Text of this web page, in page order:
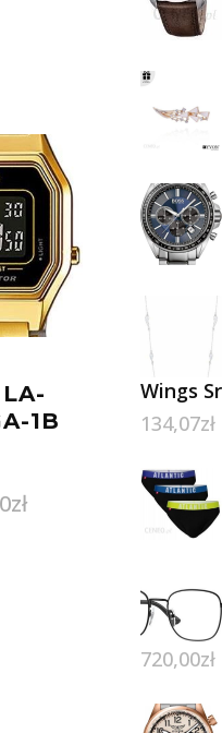
1B
zł
Wings
134,07zł
720,00zł